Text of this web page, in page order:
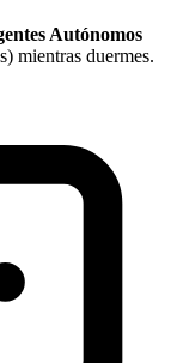
Autónomos
mientras duermes.